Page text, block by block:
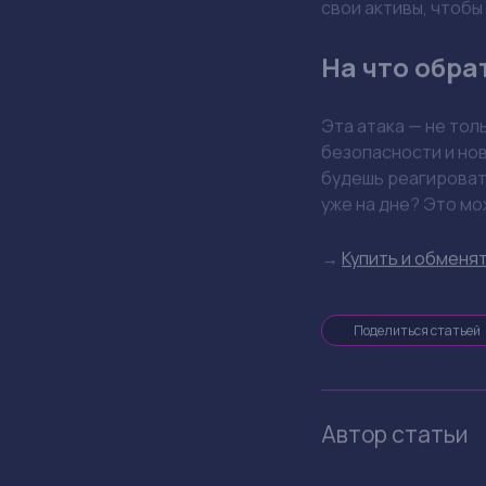
угроз. Подобные
Как это
По данным
методы для
DeFi, но такой
К чему это
Ситуация с
Разработчики
токены DeFi-
Что делать